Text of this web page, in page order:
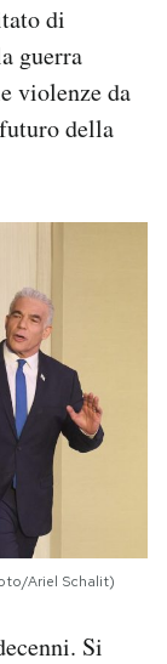
di
guerra
violenze da
della
Ariel Schalit)
Si